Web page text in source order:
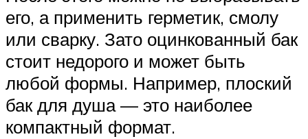
его, а применить герметик, смолу
или сварку. Зато оцинкованный бак
стоит недорого и может быть
любой формы. Например, плоский
бак для душа — это наиболее
компактный формат.